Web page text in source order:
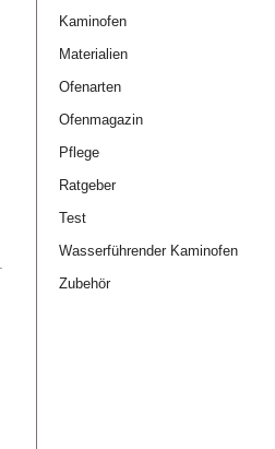
Kaminofen
Materialien
Ofenarten
Ofenmagazin
Pflege
Ratgeber
Test
Wasserführender Kaminofen
Zubehör